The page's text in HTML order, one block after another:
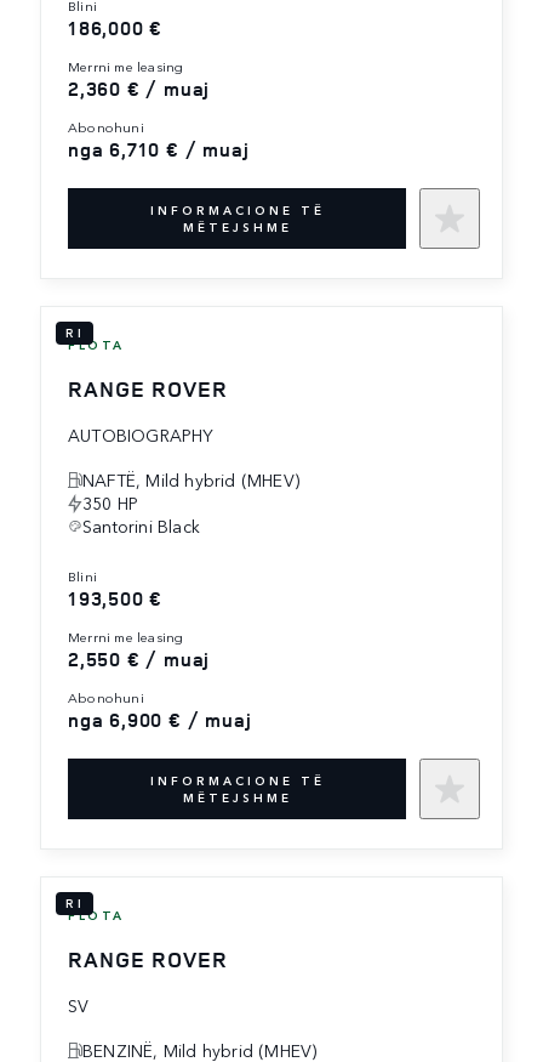
blini
186,000 €
merrni me leasing
2,360 € / muaj
abonohuni
nga 6,710 € / muaj
INFORMACIONE TË
MËTEJSHME
RI
FLOTA
RANGE ROVER
AUTOBIOGRAPHY
NAFTË, Mild hybrid (MHEV)
350 HP
Santorini Black
blini
193,500 €
merrni me leasing
2,550 € / muaj
abonohuni
nga 6,900 € / muaj
INFORMACIONE TË
MËTEJSHME
RI
FLOTA
RANGE ROVER
SV
BENZINË, Mild hybrid (MHEV)